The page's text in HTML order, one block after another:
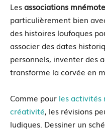
Lesassociations
particulièrement bien
des histoires loufoques
associer des dates
personnels, inventer des
transforme la corvée en
Comme pour les activités
créativité, les révisions
ludiques. Dessiner un